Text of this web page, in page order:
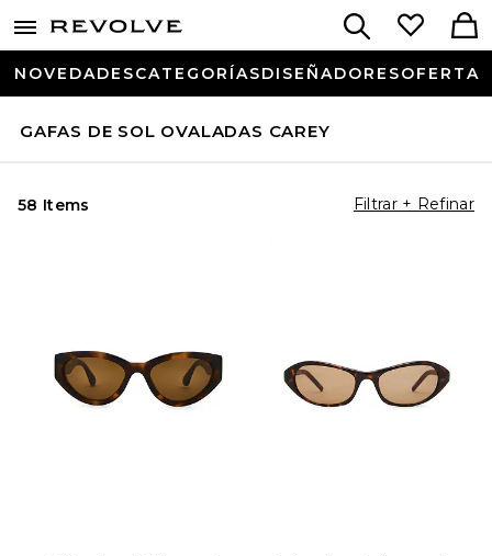
NOVEDADESCATEGORÍASDISEÑADORESOFERTA
GAFAS DE SOL OVALADAS CAREY
58 Items Filtrar + Refinar